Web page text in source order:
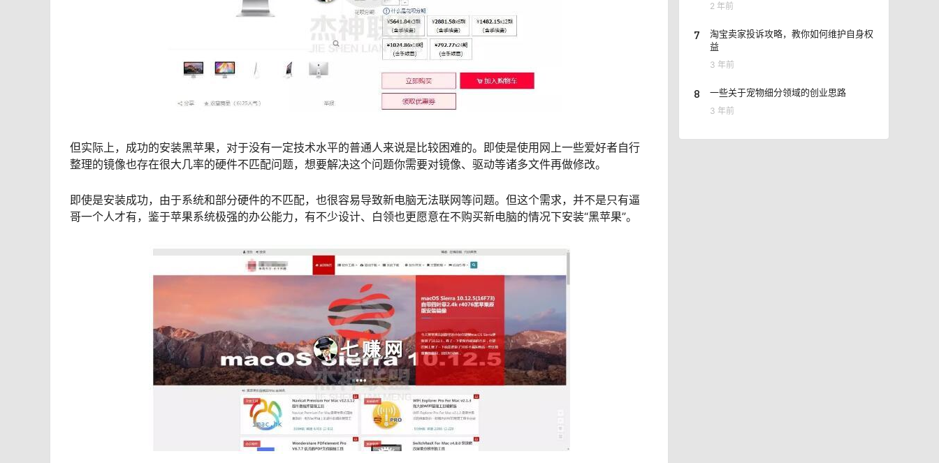
但实际上，成功的安装黑苹果，对于没有一定技术水平的普通人来说是比较困难的。即使是使用网上一些爱好者自行
整理的镜像也存在很大几率的硬件不匹配问题，想要解决这个问题你需要对镜像、驱动等诸多文件再做修改。
即使是安装成功，由于系统和部分硬件的不匹配，也很容易导致新电脑无法联网等问题。但这个需求，并不是只有逼
哥一个人才有，鉴于苹果系统极强的办公能力，有不少设计、白领也更愿意在不购买新电脑的情况下安装“黑苹果”。
2 年前
7
淘宝卖家投诉攻略，教你如何维护自身权
益
3 年前
8 一些关于宠物细分领域的创业思路
3 年前